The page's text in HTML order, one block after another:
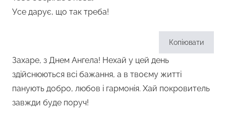
Усе дарує, що так треба!
Копіювати
Захаре, з Днем Ангела! Нехай у цей день
здійснюються всі бажання, а в твоєму житті
панують добро, любов і гармонія. Хай покровитель
завжди буде поруч!